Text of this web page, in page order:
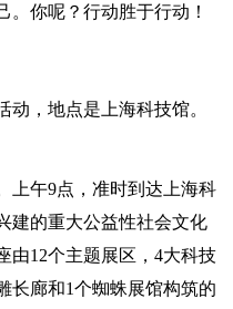
。你呢？行动胜于行动！
动，地点是上海科技馆。
上午9点，准时到达上海科
建的重大公益性社会文化
由12个主题展区，4大科技
长廊和1个蜘蛛展馆构筑的